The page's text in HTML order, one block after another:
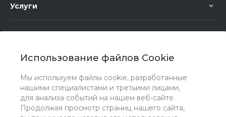
Использование файлов Cookie
Мы используем файлы cookie, разработанные
нашими специалистами и третьими лицами,
для анализа событий на нашем веб-сайте.
Продолжая просмотр страниц нашего сайта,
Услуги
Мы в соц. сетях